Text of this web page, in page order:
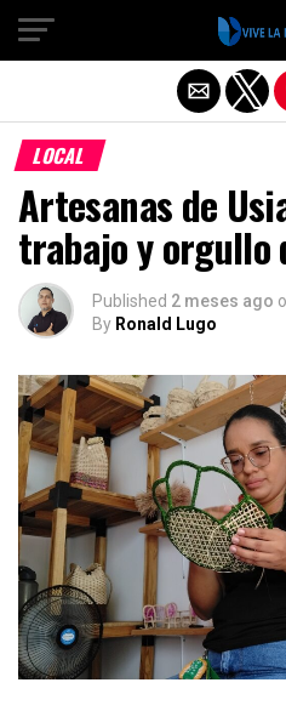
LOCAL
Artesanas de
trabajo y
Published 2 meses ago
By Ronald Lugo
Salir de la